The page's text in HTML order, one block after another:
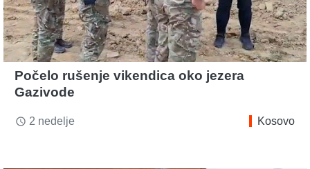
Počelo rušenje vikendica oko jezera
Gazivode
access_time 2 nedelje Kosovo